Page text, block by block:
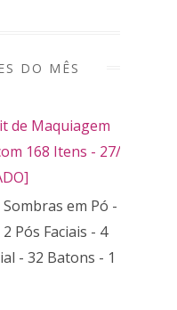
DO MÊS
de Maquiagem
168 Itens - 27/10
em Pó - 32
Pós Faciais - 4
- 32 Batons - 1